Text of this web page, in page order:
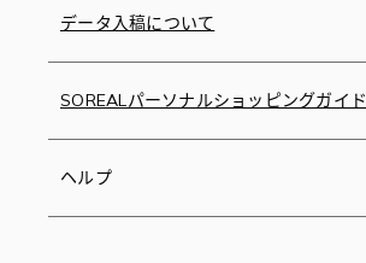
データ入稿について
SOREALパーソナルショッピングガイド
ヘルプ